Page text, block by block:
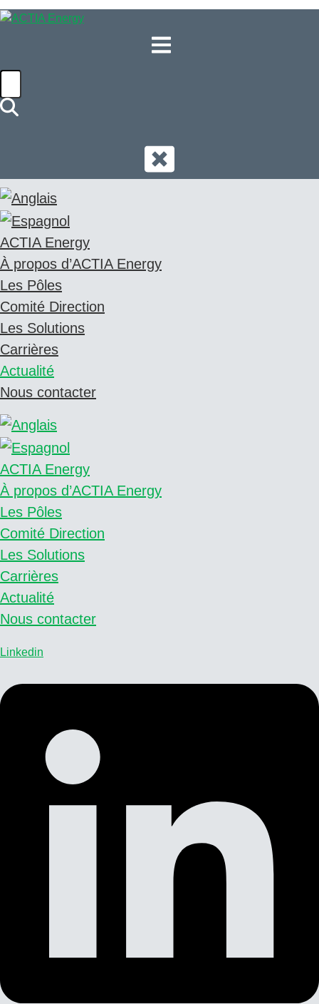
ACTIA Energy
À propos d’ACTIA Energy
Les Pôles
Comité Direction
Les Solutions
Carrières
Actualité
Nous contacter
ACTIA Energy
À propos d’ACTIA Energy
Les Pôles
Comité Direction
Les Solutions
Carrières
Actualité
Nous contacter
Linkedin